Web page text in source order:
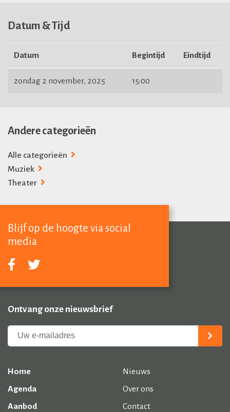
Datum & Tijd
Datum Begintijd Eindtijd
zondag 2 november, 2025 15:00
Andere categorieën
Alle categorieën
Muziek
Theater
Blijf op de hoogte via social
media
Ontvang onze nieuwsbrief
Home
Agenda
Aanbod
Nieuws
Over ons
Contact